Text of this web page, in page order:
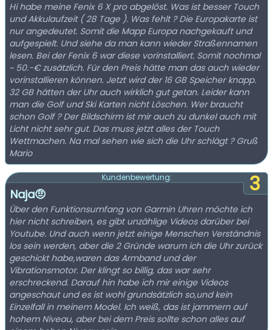
Hi habe meine Fenix 6 X pro abgelöst. Was ist besser Touch
und Akkulaufzeit ( 28 Tage ). Was fehlt ? Die Europakarte ist
nur angedeutet. Somit die Mapp Europa nachgekauft und
aufgespielt. Und siehe da man kann wieder Straßennamen
lesen. Bei der Fenix 6 war diese vorinstalliert. Somit nochmal
~ 50.-€ zusätzlich. Für den Preis hätte man das auch wieder
vorinstallieren können. Jetzt wird der 16 GB Speicher knapp.
32 GB hätten der Uhr auch wirklich gut getan. Leider kann
man die Golf und Ski Karten nicht Löschen. Wer braucht
schon Golf ? Der Bildschirm ist mir auch zu dunkel auch mit
Licht nicht sehr gut. Das muss jetzt alles der Touch
Wettmachen. Na mal sehen wie sich die Uhr schlägt ? Gruß
Mario
3
Kundenbewertung:
Naja🤨
Über den Funktionsumfang von Garmin Uhren möchte ich
hier nicht schreiben, es gibt unzählige Videos darüber bei
Youtube. Und auch wenn jetzt einige Menschen Verständnis
los sein werden, aber die 2 Gründe warum ich die Uhr zurück
geschickt habe,waren das Armband und der
Vibrationsmotor. Der klingt so billig, das war sehr
erschreckend. Darauf hin habe ich mir einige Videos
angeschaut und es ist wohl grundsätzlich so,und kein
Einzelfall in meinem Model. Ich weiß, das ist jammern auf
hohem Niveau, aber bei dem Preis sollte schon alles auf